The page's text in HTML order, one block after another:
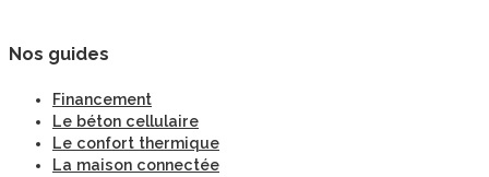
Nos guides
Financement
Le béton cellulaire
Le confort thermique
La maison connectée